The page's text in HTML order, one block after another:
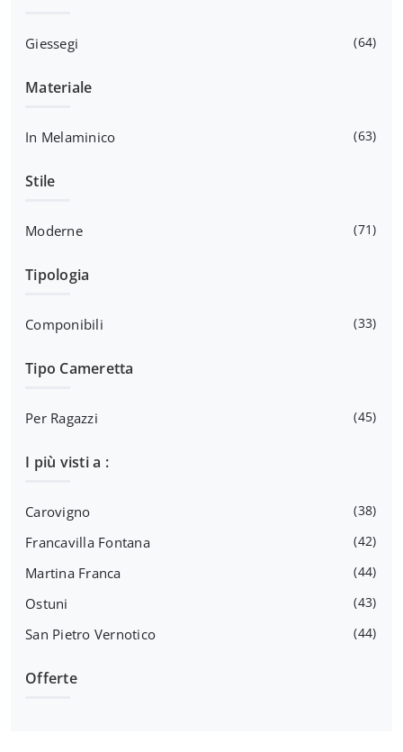
Giessegi 64
Materiale
In Melaminico 63
Stile
Moderne 71
Tipologia
Componibili 33
Tipo Cameretta
Per Ragazzi 45
I più visti a :
Carovigno 38
Francavilla Fontana 42
Martina Franca 44
Ostuni 43
San Pietro Vernotico 44
Offerte